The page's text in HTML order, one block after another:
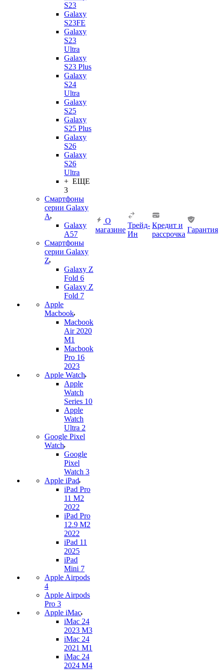
S23
Galaxy
S23FE
Galaxy
S23
Ultra
Galaxy
S23 Plus
Galaxy
S24
Ultra
Galaxy
S25
Galaxy
S25 Plus
Galaxy
S26
Galaxy
S26
Ultra
+ ЕЩЕ
3
Смартфоны
серии Galaxy
A
Galaxy
A57
Смартфоны
серии Galaxy
Z
Galaxy Z
Fold 6
Galaxy Z
Fold 7
Apple
Macbook
Macbook
Air 2020
M1
Macbook
Pro 16
2023
Apple Watch
Apple
Watch
Series 10
Apple
Watch
Ultra 2
Google Pixel
Watch
Google
Pixel
Watch 3
Apple iPad
iPad Pro
11 M2
2022
iPad Pro
12.9 M2
2022
iPad 11
2025
iPad
Mini 7
Apple Airpods
4
Apple Airpods
Pro 3
Apple iMac
iMac 24
2023 M3
iMac 24
2021 M1
iMac 24
2024 M4
О
магазине
Трейд-
Ин
Кредит и
рассрочка
Гарантия